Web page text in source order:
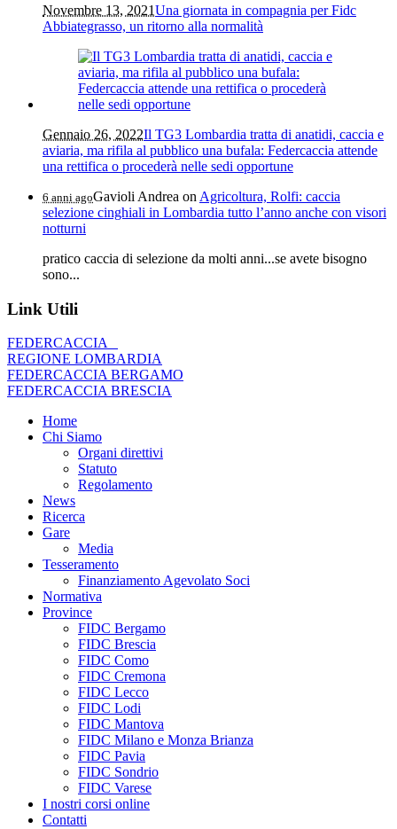
Novembre 13, 2021Una giornata in compagnia per Fidc
Abbiategrasso, un ritorno alla normalità
Gennaio 26, 2022Il TG3 Lombardia tratta di anatidi, caccia e
aviaria, ma rifila al pubblico una bufala: Federcaccia attende
una rettifica o procederà nelle sedi opportune
6 anni agoGavioli Andrea on Agricoltura, Rolfi: caccia
selezione cinghiali in Lombardia tutto l’anno anche con visori
notturni
pratico caccia di selezione da molti anni...se avete bisogno
sono...
Link Utili
FEDERCACCIA
REGIONE LOMBARDIA
FEDERCACCIA BERGAMO
FEDERCACCIA BRESCIA
Home
Chi Siamo
Organi direttivi
Statuto
Regolamento
News
Ricerca
Gare
Media
Tesseramento
Finanziamento Agevolato Soci
Normativa
Province
FIDC Bergamo
FIDC Brescia
FIDC Como
FIDC Cremona
FIDC Lecco
FIDC Lodi
FIDC Mantova
FIDC Milano e Monza Brianza
FIDC Pavia
FIDC Sondrio
FIDC Varese
I nostri corsi online
Contatti